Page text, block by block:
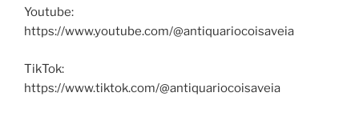
Youtube:
https://www.youtube.com/@antiquariocoisaveia
TikTok:
https://www.tiktok.com/@antiquariocoisaveia